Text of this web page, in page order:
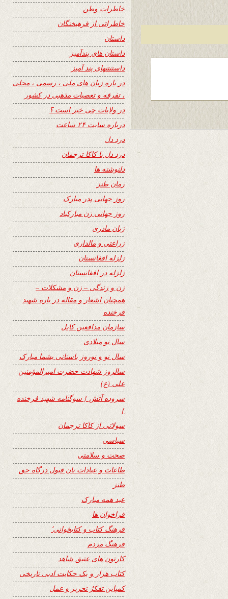
خاطرات وطن
خاطراتی از فرهیختگان
داستان
داستان های پندآمیز
داستنتنهای پند آمیز
در باره زبان های ملی ، رسمی ، محلی
، تفرقه و تعصبات مذهبی در کشور
در ولایات چی خبر است ؟
درباره سایت ۲۴ ساعت
درد دل
درد دل با کاکا ترجمان
دلنوشته ها
رمان طنز
روز جهانی پدر مبارک
روز جهانی زن مبارکباد
زبان مادری
زراعتی و مالداری
زلزله افغانستان
زلزله در افغانستان
زن و زندگی – زن و مشکلات –
همچنان اشعار و مقاله در باره شهید
فرخنده
سازمان مدافعین کابل
سال نو میلادی
سال نو و نوروز باستانی بشما مبارک
سالروز شهادت حضرت امیرالمؤمنین
علی (ع)
سروده آتش { سوگنامه شهید فرخنده
}
سولاتی از کاکا ترجمان
سیاسی
صحت و سلامتی
طاعات و عبادات تان قبول درگاه حق
طنز
عید همه مبارک
فراخوان ها
فرهنگ کتاب و کتابخوانی٬
فرهنگ مردم
کارتون های عتیق شاهد
کتاب هزار و یک حکایت ادبی تاریخی
کمپاین تفکرُ تحریر و عمل